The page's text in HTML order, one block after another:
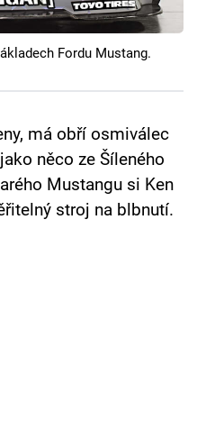
Fordu Mustang.
má obří osmiválec
něco ze Šíleného
Mustangu si Ken
stroj na blbnutí.